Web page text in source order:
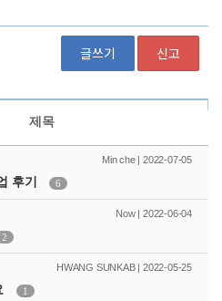
글쓰기 신고